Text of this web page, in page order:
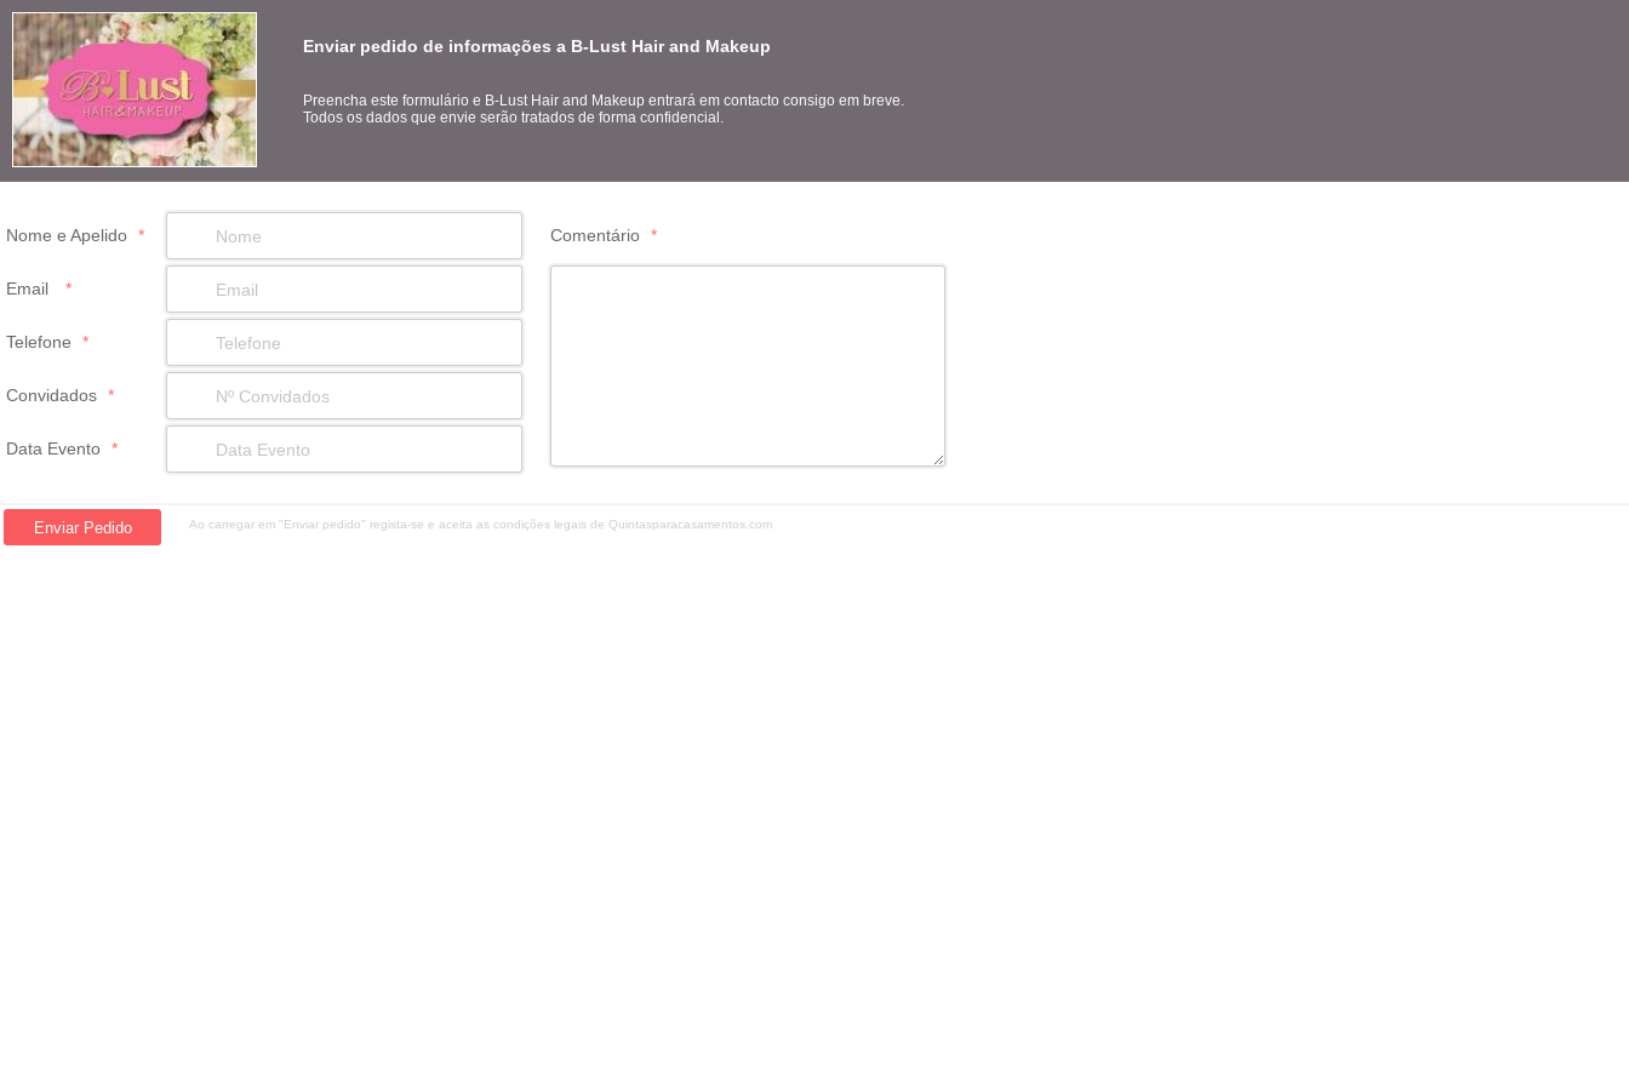
Enviar pedido de informações a B-Lust Hair and Makeup
Preencha este formulário e B-Lust Hair and Makeup entrará em contacto consigo em breve.
Todos os dados que envie serão tratados de forma confidencial.
Nome e Apelido * Comentário *
Email *
Telefone *
Convidados *
Data Evento *
Ao carregar em "Enviar pedido" regista-se e aceita as condições legais de Quintasparacasamentos.com